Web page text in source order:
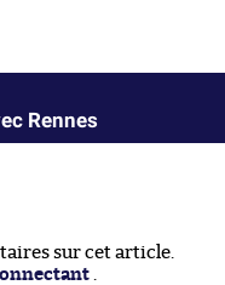
Rennes
sur cet article.